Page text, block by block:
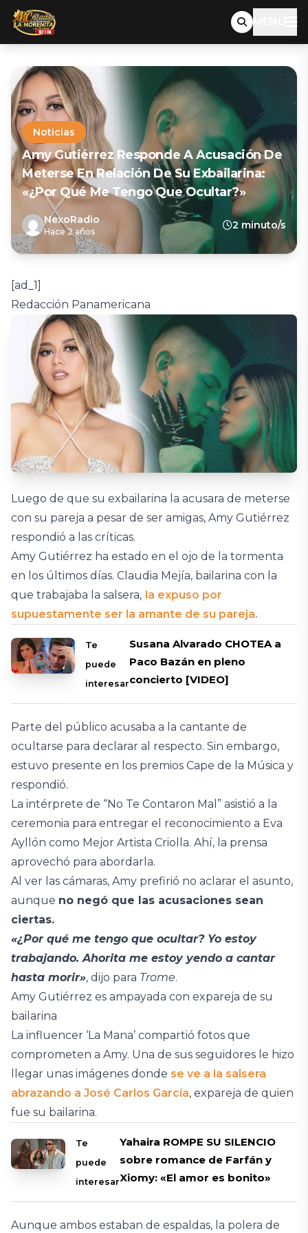
MENU
Noticias
Amy Gutiérrez Responde A Acusación De
Meterse En Relación De Su Exbailarina:
«¿Por Qué Me Tengo Que Ocultar?»
NexoRadio
Hace 2 años
2 minuto/s
[ad_1]
Redacción Panamericana
Luego de que su exbailarina la acusara de meterse
con su pareja a pesar de ser amigas, Amy Gutiérrez
respondió a las críticas.
Amy Gutiérrez ha estado en el ojo de la tormenta
en los últimos días. Claudia Mejía, bailarina con la
que trabajaba la salsera, la expuso por
supuestamente ser la amante de su pareja.
Te
puede
interesar
Susana Alvarado CHOTEA a
Paco Bazán en pleno
concierto [VIDEO]
Parte del público acusaba a la cantante de
ocultarse para declarar al respecto. Sin embargo,
estuvo presente en los premios Cape de la Música y
respondió.
La intérprete de “No Te Contaron Mal” asistió a la
ceremonia para entregar el reconocimiento a Eva
Ayllón como Mejor Artista Criolla. Ahí, la prensa
aprovechó para abordarla.
Al ver las cámaras, Amy prefirió no aclarar el asunto,
aunque no negó que las acusaciones sean
ciertas.
«¿Por qué me tengo que ocultar? Yo estoy
trabajando. Ahorita me estoy yendo a cantar
hasta morir», dijo para Trome.
Amy Gutiérrez es ampayada con expareja de su
bailarina
La influencer ‘La Mana’ compartió fotos que
comprometen a Amy. Una de sus seguidores le hizo
llegar unas imágenes donde se ve a la salsera
abrazando a José Carlos García, expareja de quien
fue su bailarina.
Te
puede
interesar
Yahaira ROMPE SU SILENCIO
sobre romance de Farfán y
Xiomy: «El amor es bonito»
Aunque ambos estaban de espaldas, la polera de